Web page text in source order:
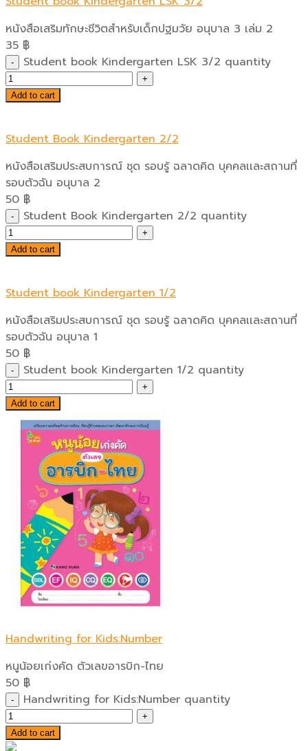
หนังสือเสริมทักษะชีวิตสำหรับเด็กปฐมวัย อนุบาล 3 เล่ม 2
35 ฿
Student book Kindergarten LSK 3/2 quantity
Add to cart
Student Book Kindergarten 2/2
หนังสือเสริมประสบการณ์ ชุด รอบรู้ ฉลาดคิด บุคคลเเละสถานที่
รอบตัวฉัน อนุบาล 2
50 ฿
Student Book Kindergarten 2/2 quantity
Add to cart
Student book Kindergarten 1/2
หนังสือเสริมประสบการณ์ ชุด รอบรู้ ฉลาดคิด บุคคลเเละสถานที่
รอบตัวฉัน อนุบาล 1
50 ฿
Student book Kindergarten 1/2 quantity
Add to cart
Handwriting for Kids:Number
หนูน้อยเก่งคัด ตัวเลขอารบิก-ไทย
50 ฿
Handwriting for Kids:Number quantity
Add to cart